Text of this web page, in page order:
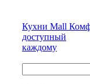
Кухни Mall
доступный
каждому